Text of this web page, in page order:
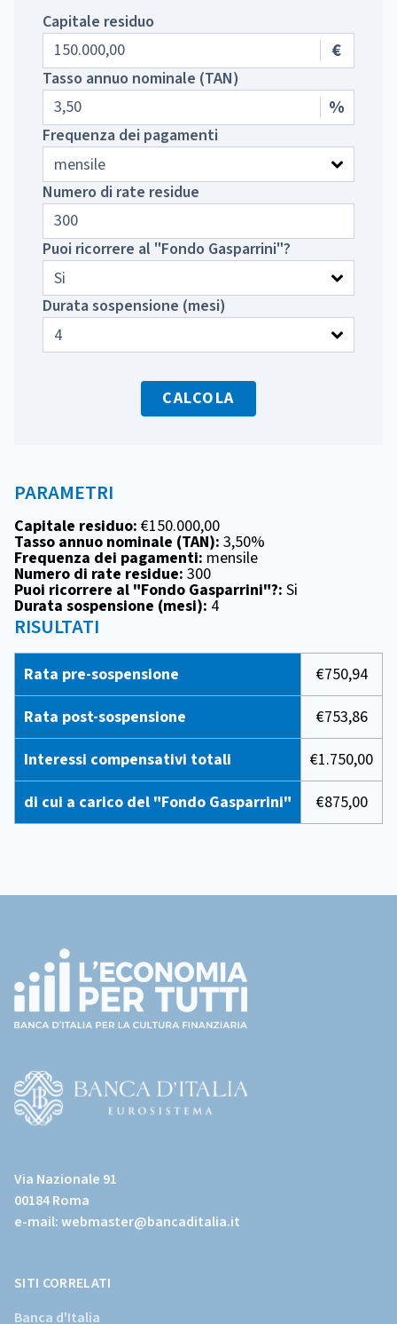
Capitale residuo
€
Tasso annuo nominale (TAN)
%
Frequenza dei pagamenti
Numero di rate residue
Puoi ricorrere al "Fondo Gasparrini"?
Durata sospensione (mesi)
CALCOLA
RISULTATI
Rata pre-sospensione
€750,94
Rata post-sospensione
€753,86
Interessi compensativi totali
€1.750,00
di cui a carico del "Fondo Gasparrini"
€875,00
PARAMETRI
Capitale residuo: €150.000,00
Tasso annuo nominale (TAN): 3,50%
Frequenza dei pagamenti: mensile
Numero di rate residue: 300
Puoi ricorrere al "Fondo Gasparrini"?: Si
Durata sospensione (mesi): 4
page)
sito
istituzionale
della
Via Nazionale 91
00184 Roma
e-mail:webmaster@bancaditalia.it
SITI CORRELATI
Banca d'Italia